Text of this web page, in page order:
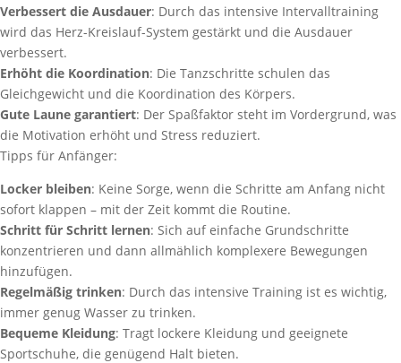
Verbessert die Ausdauer: Durch das intensive Intervalltraining
wird das Herz-Kreislauf-System gestärkt und die Ausdauer
verbessert.
Erhöht die Koordination: Die Tanzschritte schulen das
Gleichgewicht und die Koordination des Körpers.
Gute Laune garantiert: Der Spaßfaktor steht im Vordergrund, was
die Motivation erhöht und Stress reduziert.
Tipps für Anfänger:
Locker bleiben: Keine Sorge, wenn die Schritte am Anfang nicht
sofort klappen – mit der Zeit kommt die Routine.
Schritt für Schritt lernen: Sich auf einfache Grundschritte
konzentrieren und dann allmählich komplexere Bewegungen
hinzufügen.
Regelmäßig trinken: Durch das intensive Training ist es wichtig,
immer genug Wasser zu trinken.
Bequeme Kleidung: Tragt lockere Kleidung und geeignete
Sportschuhe, die genügend Halt bieten.